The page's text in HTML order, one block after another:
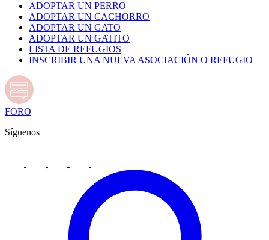
ADOPTAR UN PERRO
ADOPTAR UN CACHORRO
ADOPTAR UN GATO
ADOPTAR UN GATITO
LISTA DE REFUGIOS
INSCRIBIR UNA NUEVA ASOCIACIÓN O REFUGIO
FORO
Síguenos